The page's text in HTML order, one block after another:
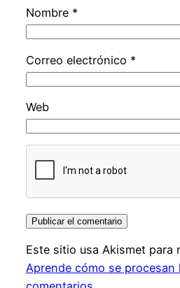
Nombre *
Correo electrónico *
Web
Este sitio usa Akismet para
Aprende cómo se